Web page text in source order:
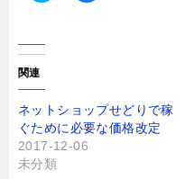
し
て
T
i
t
t
e
r
で
共
共
有
す
る
に
関連
ネットショップせどりで稼
ぐために必要な価格改定
2017-12-06
未分類